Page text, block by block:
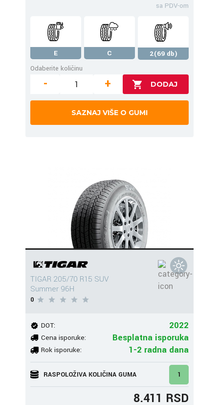
sa PDV-om
E C
2(69 db)
Odaberite količinu
- +
SAZNAJ VIŠE O GUMI
TIGAR 205/70 R15 SUV
Summer 96H
0
DOT: 2022
Cena isporuke: Besplatna isporuka
Rok isporuke: 1-2 radna dana
RASPOLOŽIVA KOLIČINA GUMA 1
8.411 RSD